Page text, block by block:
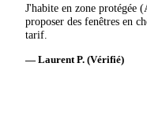
J'habite en zone protégée
proposer des fenêtres en
tarif.
— Laurent P. (Vérifié)